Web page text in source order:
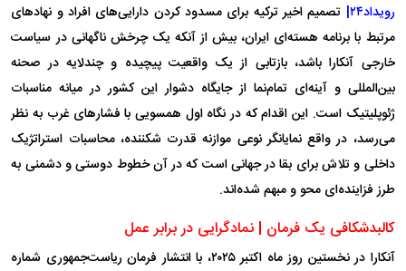
رویداد۲۴|
تصمیم اخیر ترکیه برای مسدود کردن دارایی‌های افراد و نهاد‌های
مرتبط با برنامه هسته‌ای ایران، بیش از آنکه یک چرخش ناگهانی در سیاست
خارجی آنکارا باشد، بازتابی از یک واقعیت پیچیده و چندلایه در صحنه
بین‌المللی و آینه‌ای تمام‌نما از جایگاه دشوار این کشور در میانه مناسبات
ژئوپلیتیک است. این اقدام که در نگاه اول همسویی با فشار‌های غرب به نظر
می‌رسد، در واقع نمایانگر نوعی موازنه قدرت شکننده، محاسبات استراتژیک
داخلی و تلاش برای بقا در جهانی است که در آن خطوط دوستی و دشمنی به
طرز فزاینده‌ای محو و مبهم شده‌اند.
کالبدشکافی یک فرمان | نمادگرایی در برابر عمل
آنکارا در نخستین روز ماه اکتبر ۲۰۲۵، با انتشار فرمان ریاست‌جمهوری شماره